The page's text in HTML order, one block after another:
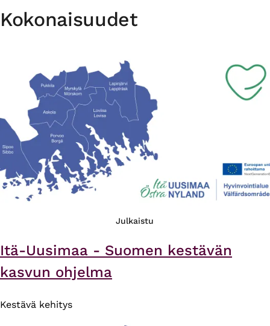
Kokonaisuudet
Julkaistu
Itä-Uusimaa - Suomen kestävän
kasvun ohjelma
Kestävä kehitys